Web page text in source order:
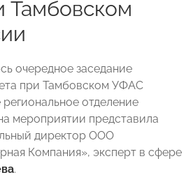
Тамбовском
очередное заседание
при Тамбовском УФАС
отделение
представила
директор ООО
Компания», эксперт в сфере
.